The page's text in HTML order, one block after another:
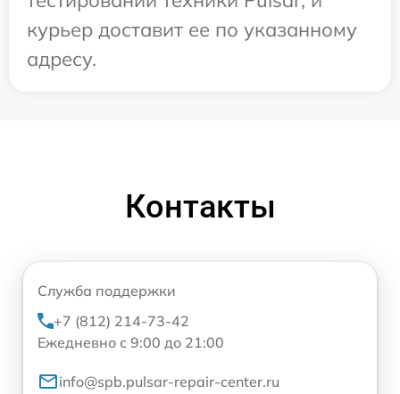
курьер доставит ее по указанному
адресу.
Контакты
Служба поддержки
+7 (812) 214-73-42
Ежедневно с 9:00 до 21:00
info@spb.pulsar-repair-center.ru